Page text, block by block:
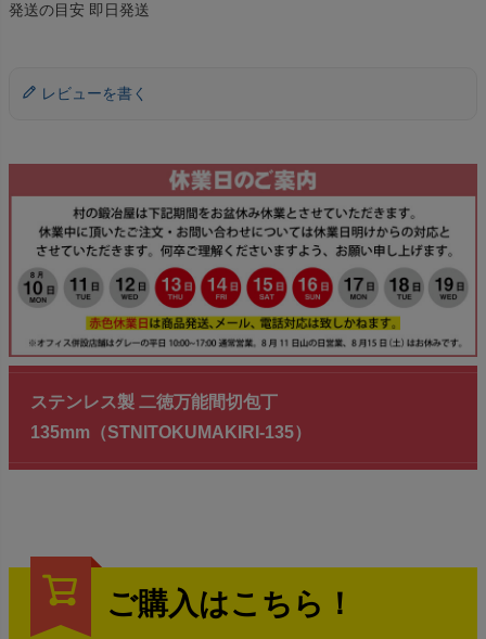
発送の目安 即日発送
レビューを書く
ステンレス製 二徳万能間切包丁
135mm（STNITOKUMAKIRI-135）
ご購入はこちら！